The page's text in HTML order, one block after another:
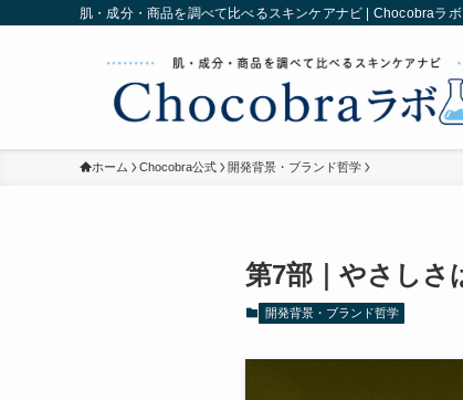
肌・成分・商品を調べて比べるスキンケアナビ | Chocobraラボ
ホーム Chocobra公式 開発背景・ブランド哲学
第7部｜やさしさ
開発背景・ブランド哲学